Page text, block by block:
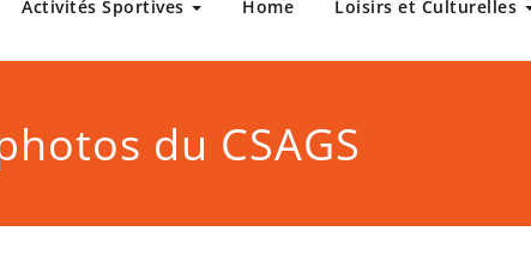
Activités Sportives Home Loisirs et Culturelles
du CSAGS